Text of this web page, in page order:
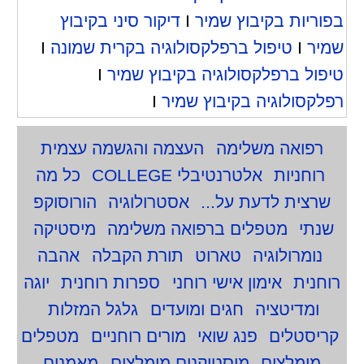
בפוריות בקיבוץ שמירI
דיקור סיני בקיבוץ
שמירI טיפול ברפלקסולוגיה בקרית שמונה
טיפול ברפלקסולוגיה בקיבוץ שמירI
רפלקסולוגיה בקיבוץ שמירI
רפואה משלימה
העצמה והגשמה עצמית
רוחניות
אלטרנטיבלי COLLEGE
כל מה
שרצית לדעת על...
אסטרולוגיה
הורוסוקפ
שנתי
מטפלים ברפואה משלימה
מיסטיקה
נומרולוגיה
טארוט תורת הקבלה
אהבה
רוחנית
אימון אישי רוחני ספרות רוחנית
יוגה
ומדיטציה
חגים ומועדים
גלגל המזלות
קריסטלים
פנג שואי מורים רוחניים
מטפלים